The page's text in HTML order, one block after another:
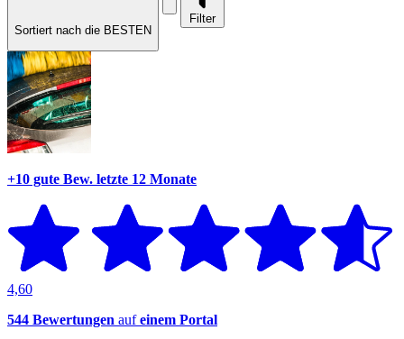
Sortiert nach die BESTEN
Filter
+10 gute Bew. letzte 12 Monate
4,60
544 Bewertungen aufeinem Portal